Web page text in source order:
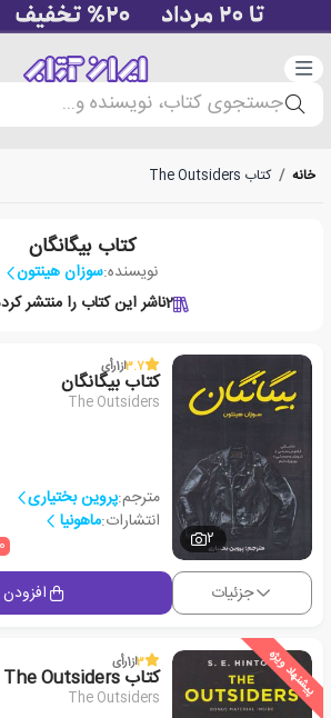
دسته‌بندی
جستجوی کتاب، نویسنده و...
خانه / کتاب The Outsiders
کتاب بیگانگان
نویسنده:سوزان هینتون
2ناشر این کتاب را منتشر
2
3.7از1رأی
کتاب بیگانگان
The Outsiders
مترجم:پروین بختیاری
انتشارات:ماهونیا
جزئیات
پیشنهاد ویژه 3از1رأی
کتاب The Outsiders
The Outsiders